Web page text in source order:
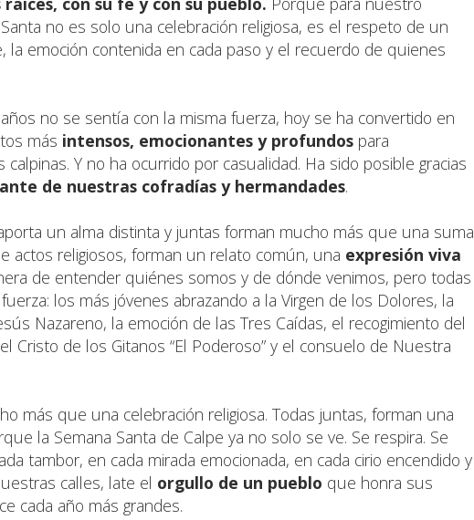
no es solo una celebración religiosa, es el respeto de un
la emoción contenida en cada paso y el recuerdo de quienes
no se sentía con la misma fuerza, hoy se ha convertido en
más intensos, emocionantes y profundos para
calpinas. Y no ha ocurrido por casualidad. Ha sido posible gracias
de nuestras cofradías y hermandades.
un alma distinta y juntas forman mucho más que una suma
actos religiosos, forman un relato común, una expresión viva
de entender quiénes somos y de dónde venimos, pero todas
los más jóvenes abrazando a la Virgen de los Dolores, la
Nazareno, la emoción de las Tres Caídas, el recogimiento del
Cristo de los Gitanos “El Poderoso” y el consuelo de Nuestra
más que una celebración religiosa. Todas juntas, forman una
la Semana Santa de Calpe ya no solo se ve. Se respira. Se
tambor, en cada mirada emocionada, en cada cirio encendido y
calles, late el orgullo de un pueblo que honra sus
cada año más grandes.